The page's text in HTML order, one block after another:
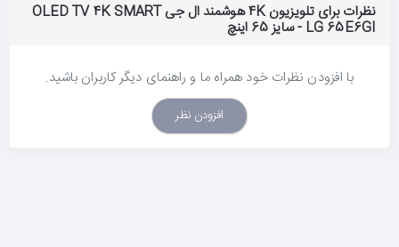
در LG OLED TV ضخامت صفحه نمایش به نحو مبتکرانه‌ای کم شده
است، زیرا این تلویزیون فاقد نور پس‌زمینه است. باریک بودن این
تلویزیون باعث شده است که به هنگام نصب بر روی دیوار، بتوان آن را به
نظرات برای تلویزیون 4K هوشمند ال جی OLED TV 4K SMART
LG 65E6GI - سایز 65 اینچ
با افزودن نظرات خود همراه ما و راهنمای دیگر کاربران باشید.
افزودن نظر